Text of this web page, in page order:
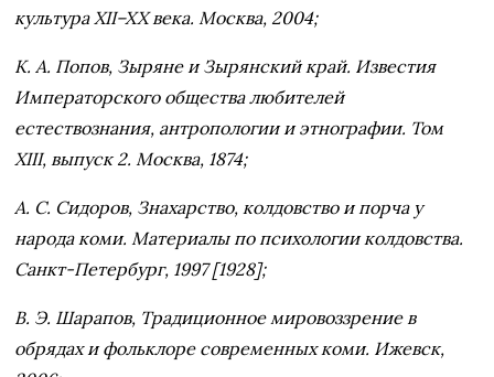
культура XII–XX века. Москва, 2004;
К. А. Попов, Зыряне и Зырянский край. Известия
Императорского общества любителей
естествознания, антропологии и этнографии. Том
XIII, выпуск 2. Москва, 1874;
А. С. Сидоров, Знахарство, колдовство и порча у
народа коми. Материалы по психологии колдовства.
Санкт-Петербург, 1997 [1928];
В. Э. Шарапов, Традиционное мировоззрение в
обрядах и фольклоре современных коми. Ижевск,